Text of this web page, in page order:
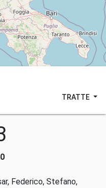
TRATTE
Federico, Stefano,